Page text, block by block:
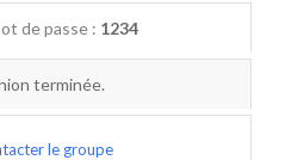
de passe : 1234
terminée.
le groupe